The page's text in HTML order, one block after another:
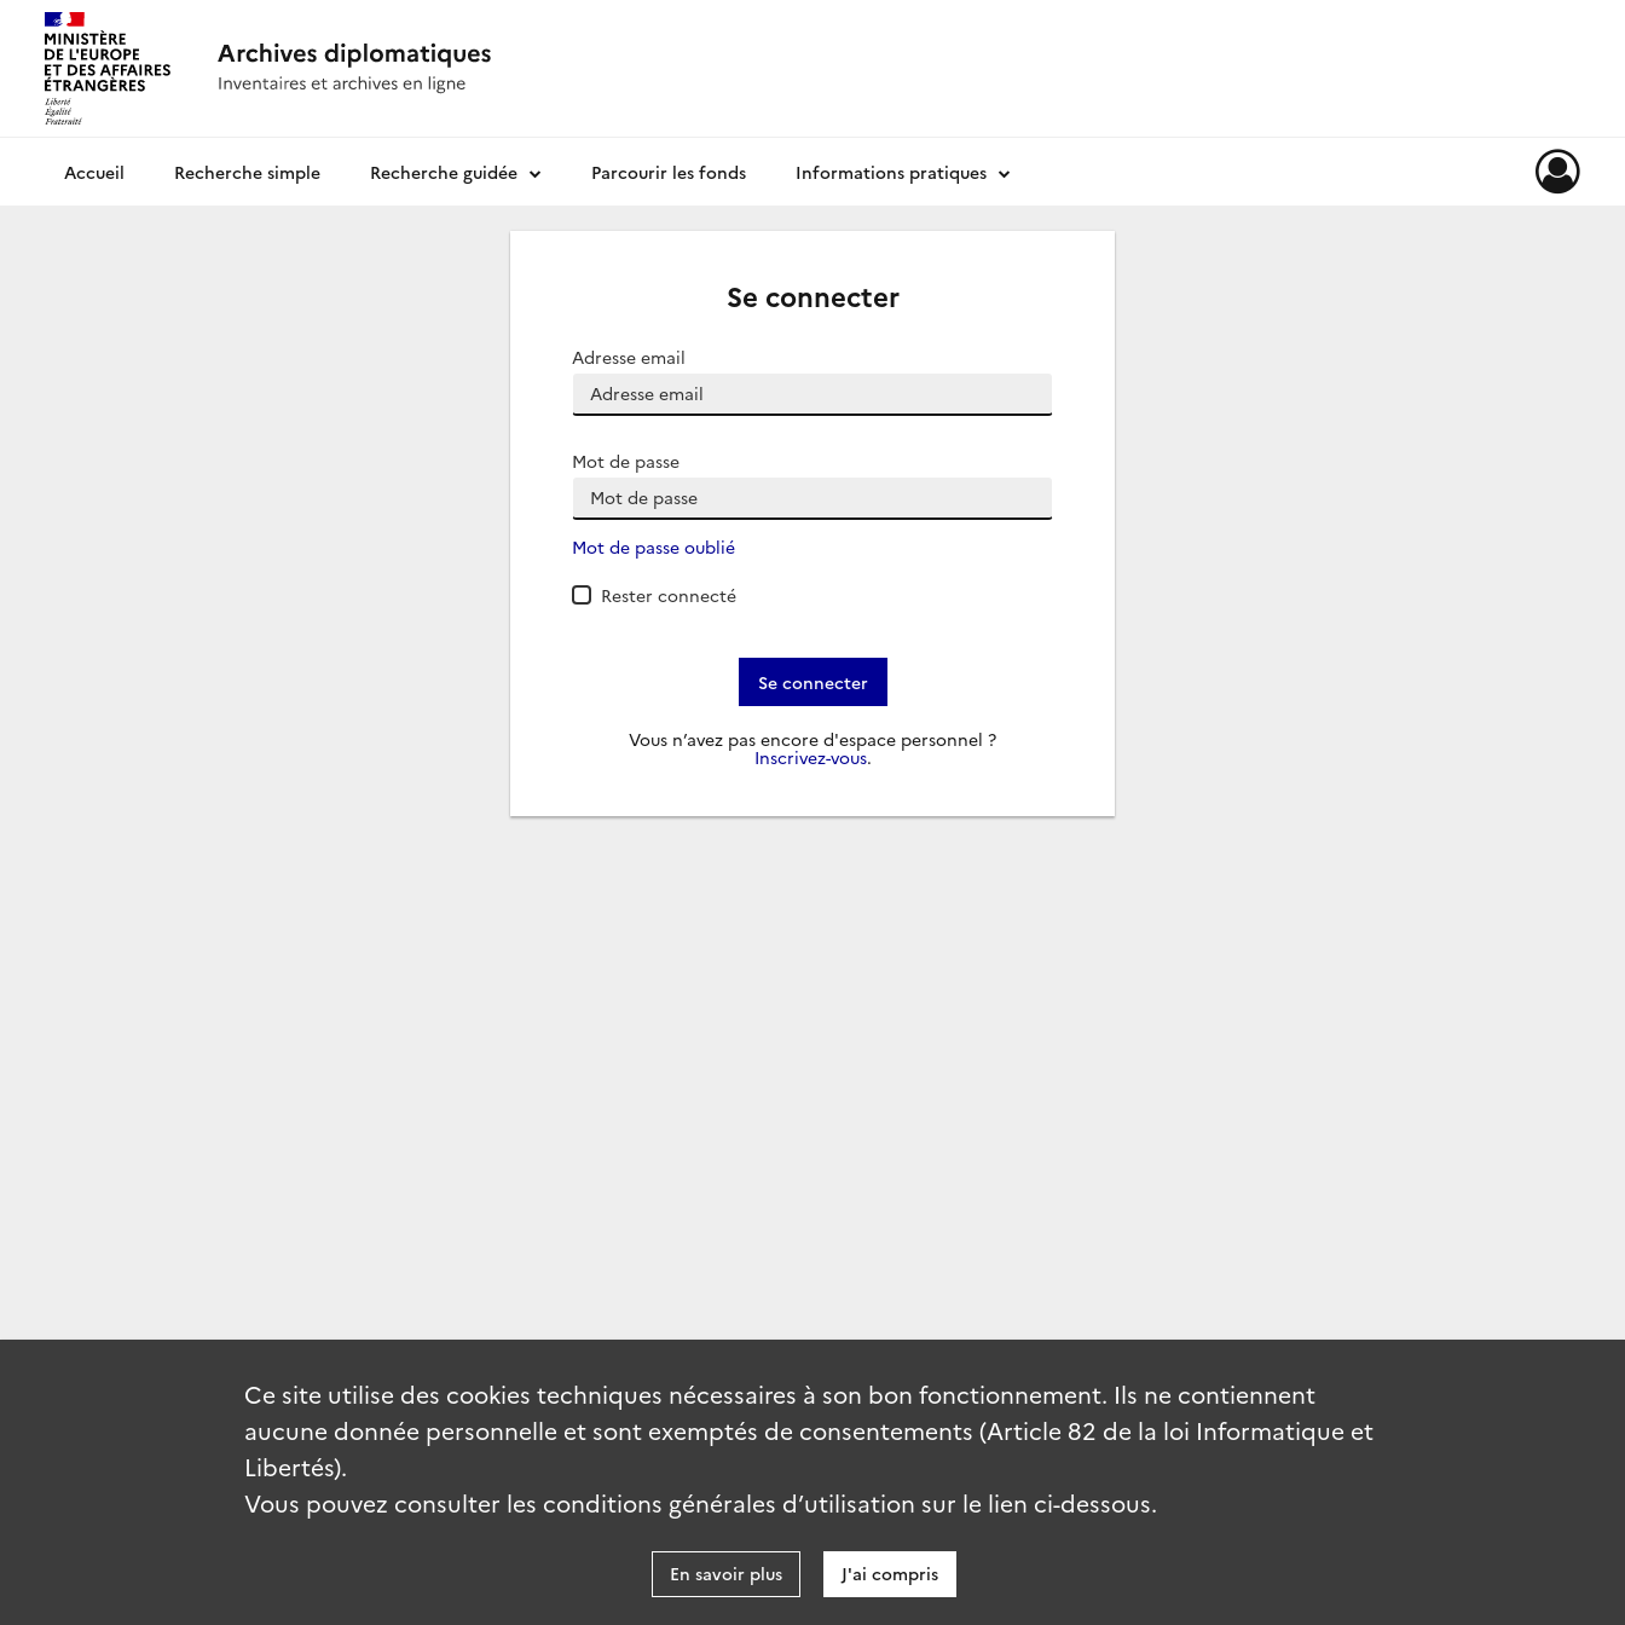
Archives diplomatiquesRecherche simple Recherche guidée Parcourir les fonds Informations pratiques
Se connecter
Adresse email
Mot de passe
Mot de passe oublié
Rester connecté
Se connecter
Vous n’avez pas encore d'espace personnel ?
Inscrivez-vous.
Ce site utilise des cookies techniques nécessaires à son bon fonctionnement. Ils ne contiennent
aucune donnée personnelle et sont exemptés de consentements (Article 82 de la loi Informatique et
Libertés).
Vous pouvez consulter les conditions générales d’utilisation sur le lien ci-dessous.
En savoir plus J'ai compris